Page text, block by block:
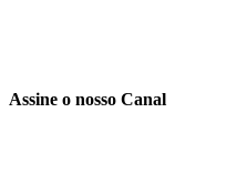
Assine o nosso Canal